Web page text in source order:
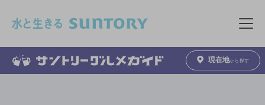
メニュ
現在地から探す